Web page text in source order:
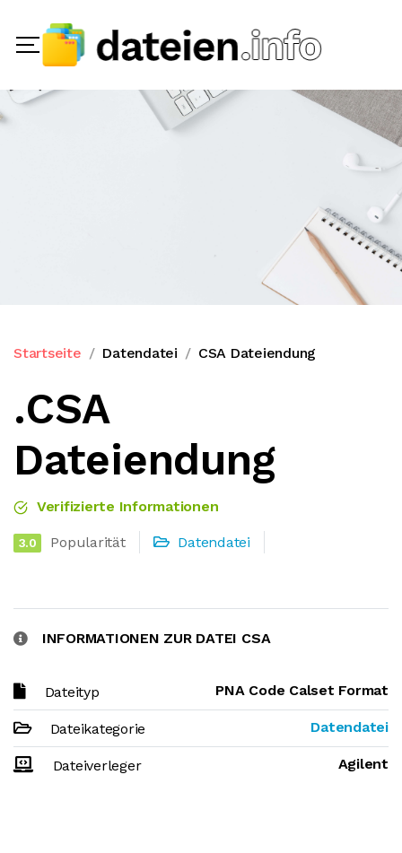
Startseite Datendatei CSA Dateiendung
.CSA
Dateiendung
Verifizierte Informationen
3.0 Popularität Datendatei
INFORMATIONEN ZUR DATEI CSA
Dateityp PNA Code Calset Format
Dateikategorie Datendatei
Dateiverleger Agilent